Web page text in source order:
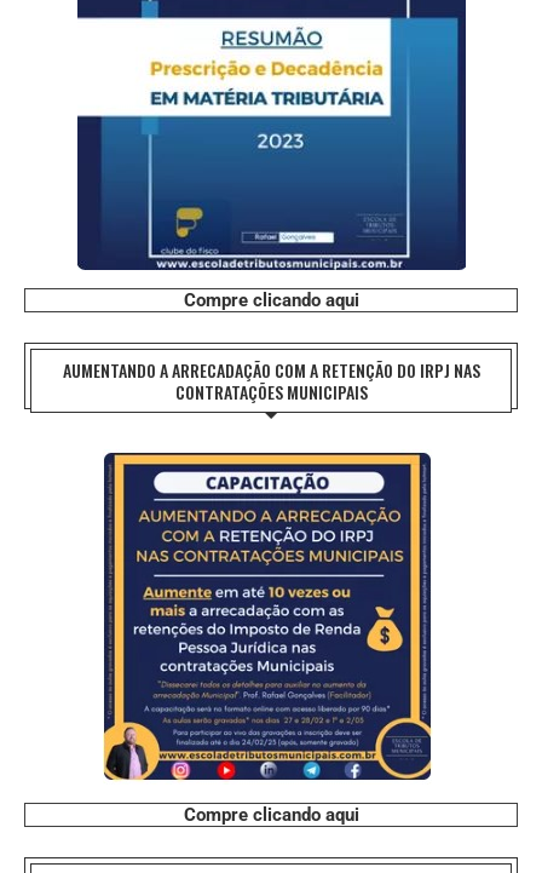
Compre clicando aqui
AUMENTANDO A ARRECADAÇÃO COM A RETENÇÃO DO IRPJ NAS
CONTRATAÇÕES MUNICIPAIS
Compre clicando aqui